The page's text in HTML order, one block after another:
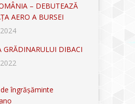
– DEBUTEAZĂ
AERO A BURSEI
GRĂDINARULUI DIBACI
îngrășăminte